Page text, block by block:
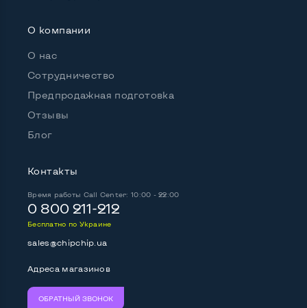
О компании
О нас
Сотрудничество
Предпродажная подготовка
Отзывы
Блог
Контакты
Время работы Call Center: 10:00 - 22:00
0 800 211-212
Бесплатно по Украине
sales@chipchip.ua
Адреса магазинов
ОБРАТНЫЙ ЗВОНОК